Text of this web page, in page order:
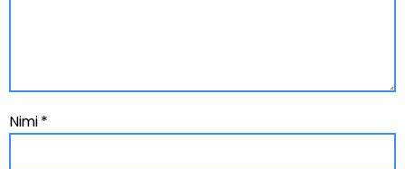
Nimi*